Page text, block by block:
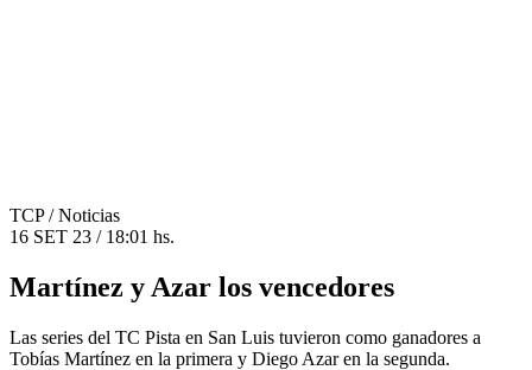
TCP/ Noticias
16 SET 23 / 18:01 hs.
Martínez y Azar los vencedores
Las series del TC Pista en San Luis tuvieron como ganadores a
Tobías Martínez en la primera y Diego Azar en la segunda.